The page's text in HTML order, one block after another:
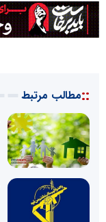
::مطالب مرتبط